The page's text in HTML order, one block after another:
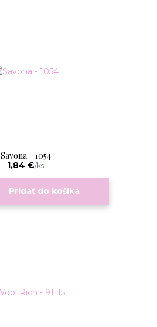
Savona - 1054
1,84 €/ks
Pridať do košíka